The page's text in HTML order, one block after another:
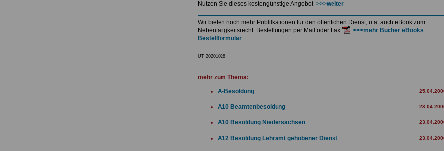
Nutzen Sie dieses kostengünstige Angebot >>>weiter
Wir bieten noch mehr Publilkationen für den öffentichen Dienst, u.a. auch eBook zum
Nebentätigkeitsrecht. Bestellungen per Mail oder Fax
>>>mehr Bücher eBooks
Bestellformular
UT 20201028
mehr zum Thema:
A-Besoldung
A10 Beamtenbesoldung
A10 Besoldung Niedersachsen
A12 Besoldung Lehramt gehobener Dienst